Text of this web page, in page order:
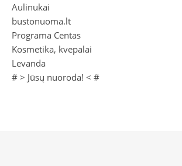
Aulinukai
bustonuoma.lt
Programa Centas
Kosmetika, kvepalai
Levanda
# > Jūsų nuoroda! < #